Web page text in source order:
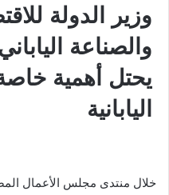
وزير الدولة
والصناعة
يحتل أهمية
اليابانية
خلال منتدى مجلس الأعمال